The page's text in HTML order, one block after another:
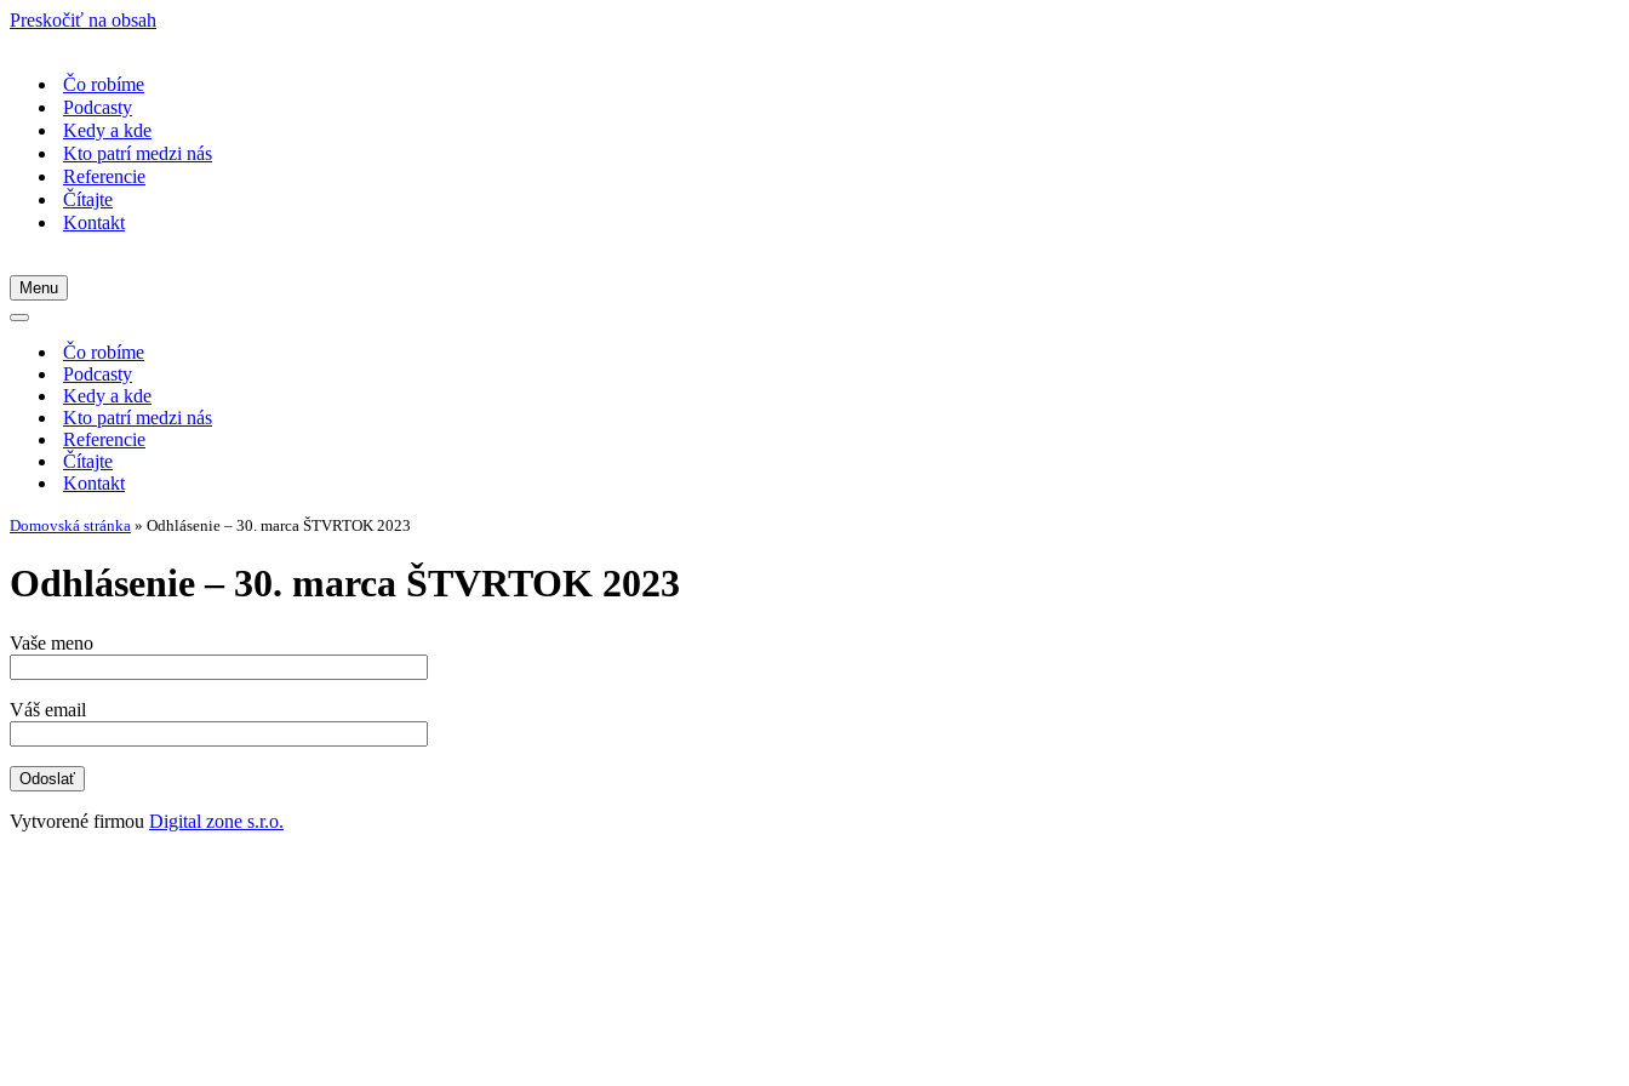
Preskočiť na obsah
Čo robíme
Podcasty
Kedy a kde
Kto patrí medzi nás
Referencie
Čítajte
Kontakt
Menu
Menu
Menu
navigácieČo robíme
Podcasty
Kedy a kde
Kto patrí medzi nás
Referencie
Čítajte
Kontakt
Domovská stránka » Odhlásenie – 30. marca ŠTVRTOK 2023
Odhlásenie – 30. marca ŠTVRTOK 2023
Vaše meno
Váš email
Vytvorené firmou Digital zone s.r.o.